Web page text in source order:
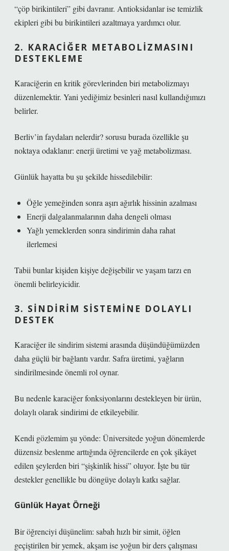
“çöp birikintileri” gibi davranır. Antioksidanlar ise temizlik
ekipleri gibi bu birikintileri azaltmaya yardımcı olur.
2. KARACIĞER METABOLIZMASINI
DESTEKLEME
Karaciğerin en kritik görevlerinden biri metabolizmayı
düzenlemektir. Yani yediğimiz besinleri nasıl kullandığımızı
belirler.
Berliv’in faydaları nelerdir? sorusu burada özellikle şu
noktaya odaklanır: enerji üretimi ve yağ metabolizması.
Günlük hayatta bu şu şekilde hissedilebilir:
Öğle yemeğinden sonra aşırı ağırlık hissinin azalması
Enerji dalgalanmalarının daha dengeli olması
Yağlı yemeklerden sonra sindirimin daha rahat
ilerlemesi
Tabii bunlar kişiden kişiye değişebilir ve yaşam tarzı en
önemli belirleyicidir.
3. SINDIRIM SISTEMINE DOLAYLI
DESTEK
Karaciğer ile sindirim sistemi arasında düşündüğümüzden
daha güçlü bir bağlantı vardır. Safra üretimi, yağların
sindirilmesinde önemli rol oynar.
Bu nedenle karaciğer fonksiyonlarını destekleyen bir ürün,
dolaylı olarak sindirimi de etkileyebilir.
Kendi gözlemim şu yönde: Üniversitede yoğun dönemlerde
düzensiz beslenme arttığında öğrencilerde en çok şikâyet
edilen şeylerden biri “şişkinlik hissi” oluyor. İşte bu tür
destekler genellikle bu döngüye dolaylı katkı sağlar.
Günlük Hayat Örneği
Bir öğrenciyi düşünelim: sabah hızlı bir simit, öğlen
geçiştirilen bir yemek, akşam ise yoğun bir ders çalışması